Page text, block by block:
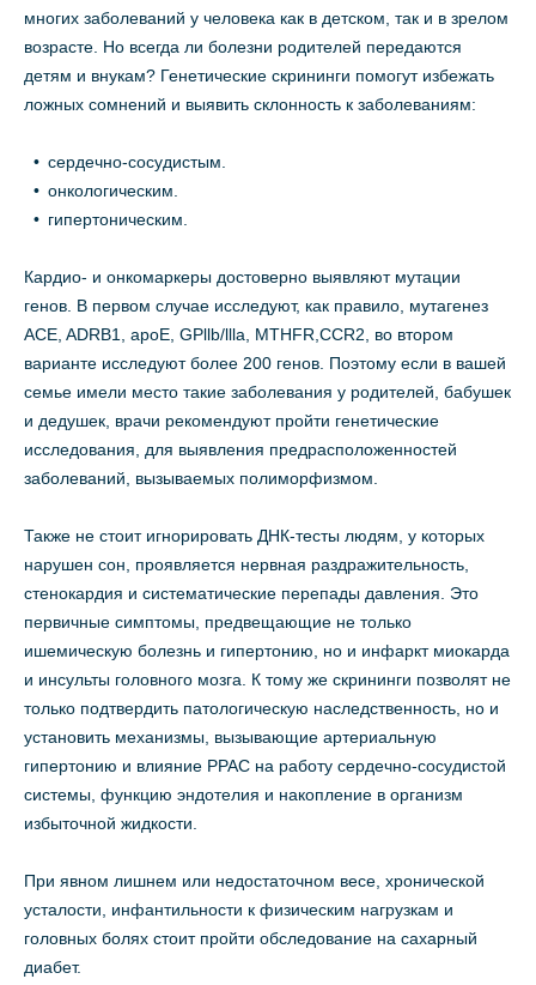
многих заболеваний у человека как в детском, так и в зрелом
возрасте. Но всегда ли болезни родителей передаются
детям и внукам? Генетические скрининги помогут избежать
ложных сомнений и выявить склонность к заболеваниям:
сердечно-сосудистым.
онкологическим.
гипертоническим.
Кардио- и онкомаркеры достоверно выявляют мутации
генов. В первом случае исследуют, как правило, мутагенез
ACE, ADRB1, apoE, GPllb/llla, MTHFR,CCR2, во втором
варианте исследуют более 200 генов. Поэтому если в вашей
семье имели место такие заболевания у родителей, бабушек
и дедушек, врачи рекомендуют пройти генетические
исследования, для выявления предрасположенностей
заболеваний, вызываемых полиморфизмом.
Также не стоит игнорировать ДНК-тесты людям, у которых
нарушен сон, проявляется нервная раздражительность,
стенокардия и систематические перепады давления. Это
первичные симптомы, предвещающие не только
ишемическую болезнь и гипертонию, но и инфаркт миокарда
и инсульты головного мозга. К тому же скрининги позволят не
только подтвердить патологическую наследственность, но и
установить механизмы, вызывающие артериальную
гипертонию и влияние PPAC на работу сердечно-сосудистой
системы, функцию эндотелия и накопление в организм
избыточной жидкости.
При явном лишнем или недостаточном весе, хронической
усталости, инфантильности к физическим нагрузкам и
головных болях стоит пройти обследование на сахарный
диабет.